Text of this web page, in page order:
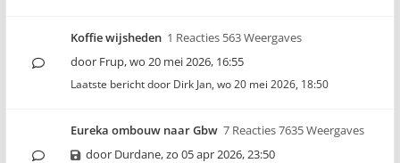
Koffie wijsheden 1 Reacties 563 Weergaves
door Frup,wo 20 mei 2026, 16:55
Laatste bericht door Dirk Jan, wo 20 mei 2026, 18:50
Eureka ombouw naar Gbw 7 Reacties 7635 Weergaves
door Durdane,zo 05 apr 2026, 23:50